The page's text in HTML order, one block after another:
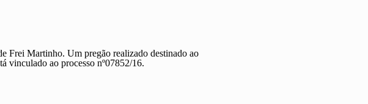
Frei Martinho. Um pregão realizado destinado ao
vinculado ao processo nº07852/16.